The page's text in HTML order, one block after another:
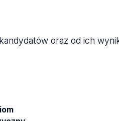
oraz od ich